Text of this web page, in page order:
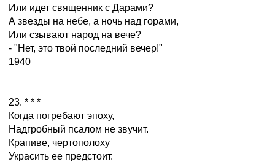
Или идет священник с Дарами?
А звезды на небе, а ночь над горами,
Или сзывают народ на вече?
- "Нет, это твой последний вечер!"
1940
23. * * *
Когда погребают эпоху,
Надгробный псалом не звучит.
Крапиве, чертополоху
Украсить ее предстоит.